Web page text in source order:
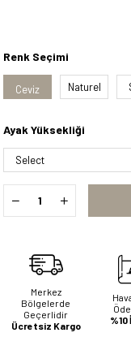
Renk Seçimi
Ceviz Naturel
Ayak Yüksekliği
Merkez
Bölgelerde
Geçerlidir
Ücretsiz Kargo